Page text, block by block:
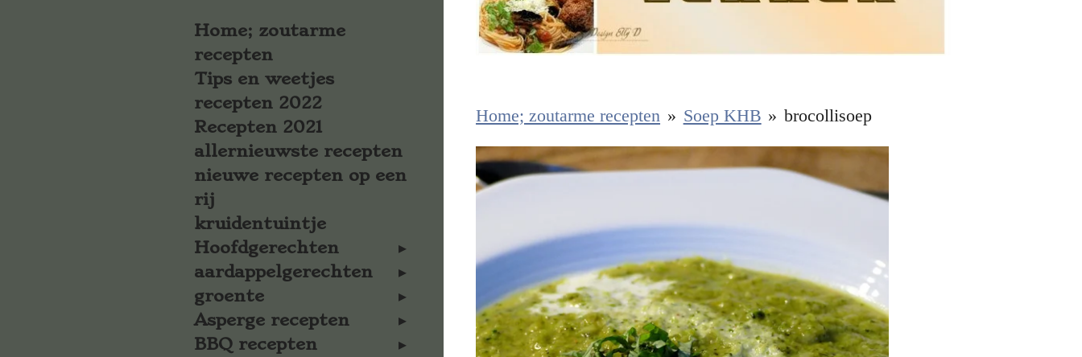
Home; zoutarme recepten » Soep KHB » brocollisoep
Home; zoutarme
recepten
Tips en weetjes
recepten 2022
Recepten 2021
allernieuwste recepten
nieuwe recepten op een
rij
kruidentuintje
Hoofdgerechten
aardappelgerechten
groente
Asperge recepten
BBQ recepten